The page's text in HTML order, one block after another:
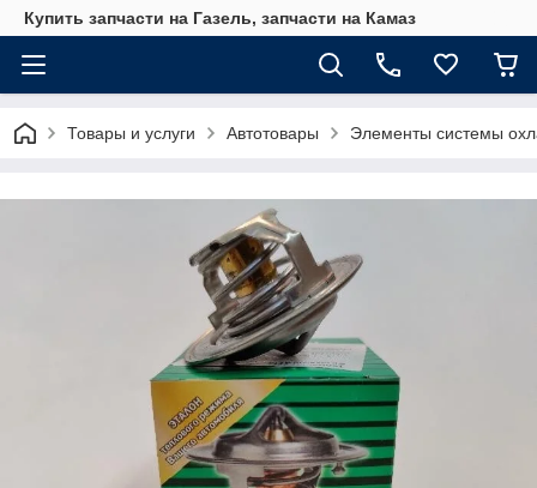
Купить запчасти на Газель, запчасти на Камаз
Товары и услуги Автотовары Элементы системы